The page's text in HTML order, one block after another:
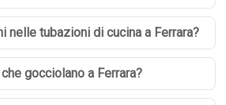
nelle tubazioni di cucina a Ferrara?
gocciolano a Ferrara?